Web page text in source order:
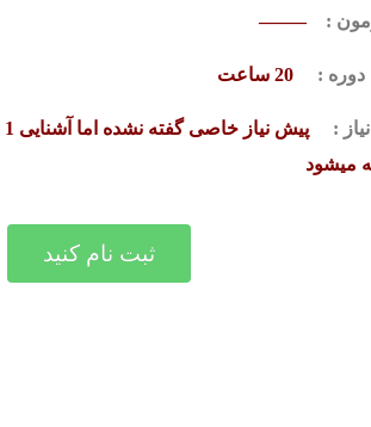
:
——–
: 20 ساعت
:
میشود
ثبت نام کنید